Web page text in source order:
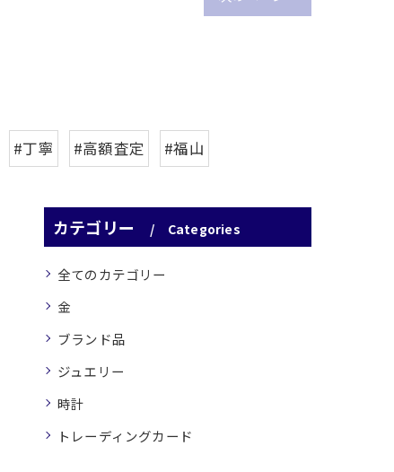
#丁寧 #高額査定 #福山
カテゴリー Categories
全てのカテゴリー
金
ブランド品
ジュエリー
時計
トレーディングカード